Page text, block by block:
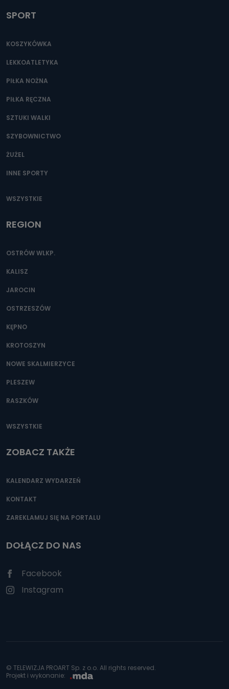
danych osobowych?
SPORT
KOSZYKÓWKA
LEKKOATLETYKA
PIŁKA NOŻNA
PIŁKA RĘCZNA
SZTUKI WALKI
SZYBOWNICTWO
ŻUŻEL
INNE SPORTY
WSZYSTKIE
REGION
OSTRÓW WLKP.
KALISZ
JAROCIN
OSTRZESZÓW
KĘPNO
KROTOSZYN
NOWE SKALMIERZYCE
PLESZEW
RASZKÓW
WSZYSTKIE
ZOBACZ TAKŻE
KALENDARZ WYDARZEŃ
KONTAKT
ZAREKLAMUJ SIĘ NA PORTALU
DOŁĄCZ DO NAS
Facebook
Instagram
© TELEWIZJA PROART Sp. z o.o. All rights reserved.
Projekt i wykonanie: